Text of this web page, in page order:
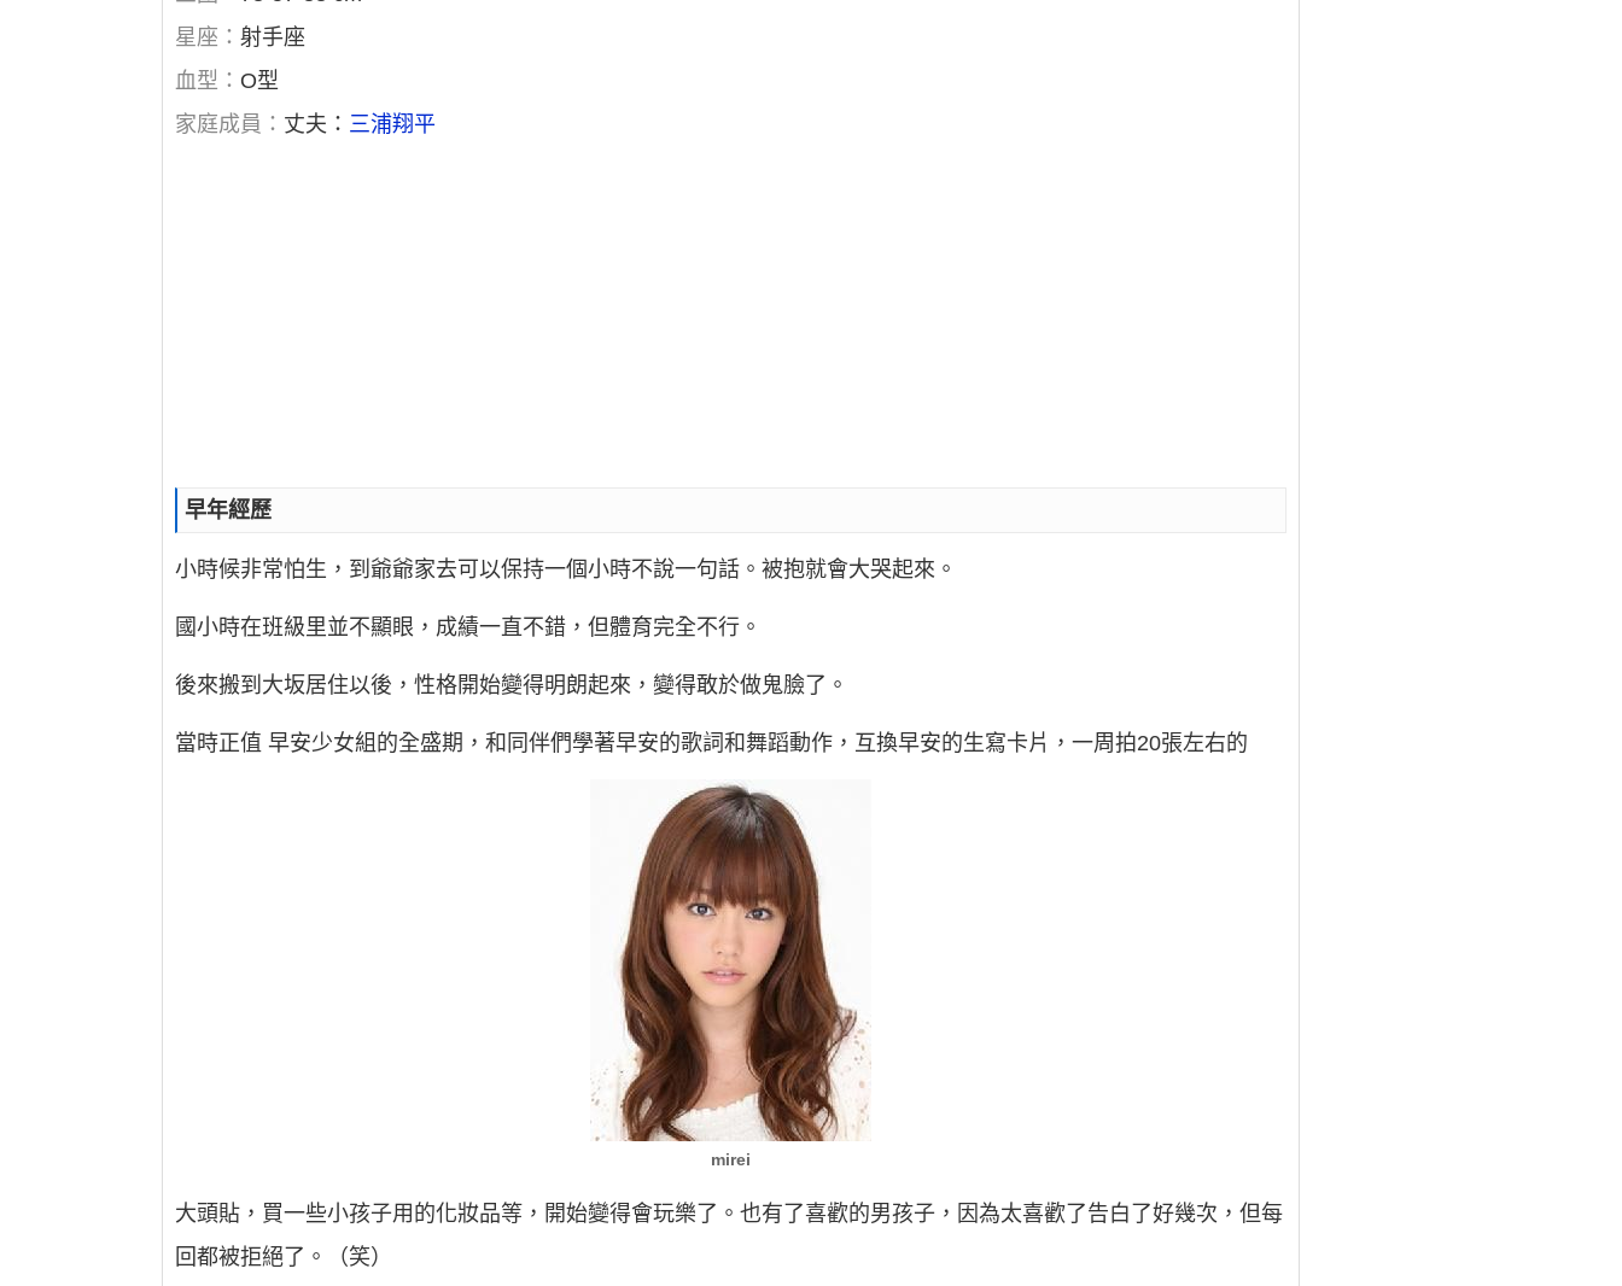
星座：射手座
血型： O型
家庭成員： 丈夫： 三浦翔平
早年經歷
小時候非常怕生，到爺爺家去可以保持一個小時不說一句話。被抱就會大哭起來。
國小時在班級里並不顯眼，成績一直不錯，但體育完全不行。
後來搬到大坂居住以後，性格開始變得明朗起來，變得敢於做鬼臉了。
當時正值 早安少女組的全盛期，和同伴們學著早安的歌詞和舞蹈動作，互換早安的生寫卡片，一周拍20張左右的
mirei
大頭貼，買一些小孩子用的化妝品等，開始變得會玩樂了。也有了喜歡的男孩子，因為太喜歡了告白了好幾次，但每
回都被拒絕了。（笑）